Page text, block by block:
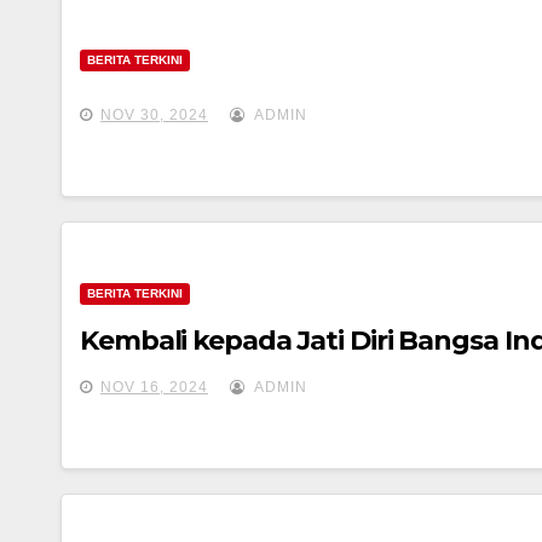
BERITA TERKINI
NOV 30, 2024 ADMIN
BERITA TERKINI
Kembali kepada Jati Diri Bangsa
NOV 16, 2024 ADMIN